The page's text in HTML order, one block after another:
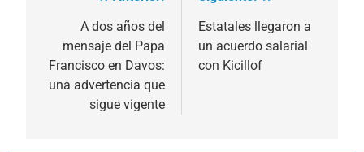
entradas
A dos años del
mensaje del Papa
Francisco en Davos:
una advertencia que
sigue vigente
Estatales llegaron a
un acuerdo salarial
con Kicillof